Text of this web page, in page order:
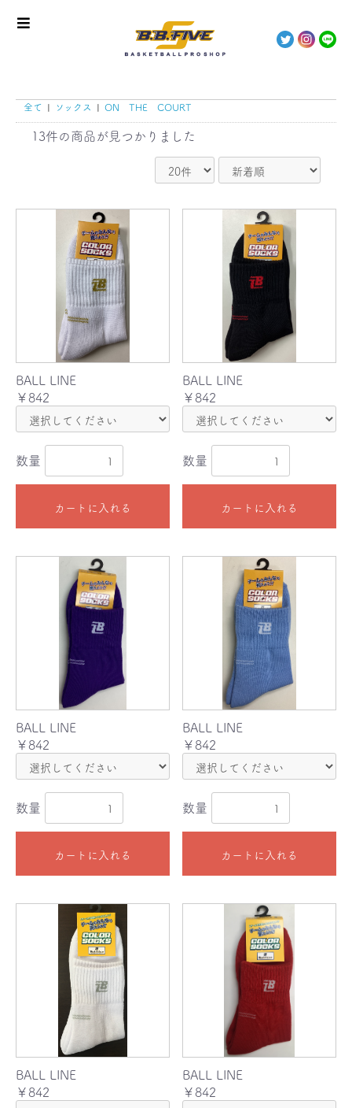
全て | ソックス | ON THE COURT
13件の商品が見つかりました
BALL LINE
￥842
数量
カートに入れる
BALL LINE
￥842
数量
カートに入れる
BALL LINE
￥842
数量
カートに入れる
BALL LINE
￥842
数量
カートに入れる
BALL LINE
￥842
BALL LINE
￥842